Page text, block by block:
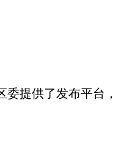
提供了发布平台，